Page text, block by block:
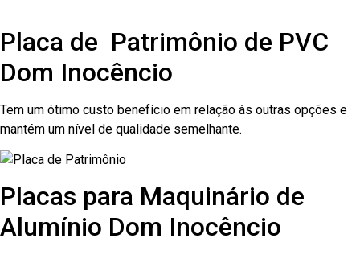
Placa de Patrimônio de PVC
Dom Inocêncio
Tem um ótimo custo benefício em relação às outras opções e
mantém um nível de qualidade semelhante.
Placas para Maquinário de
Alumínio Dom Inocêncio